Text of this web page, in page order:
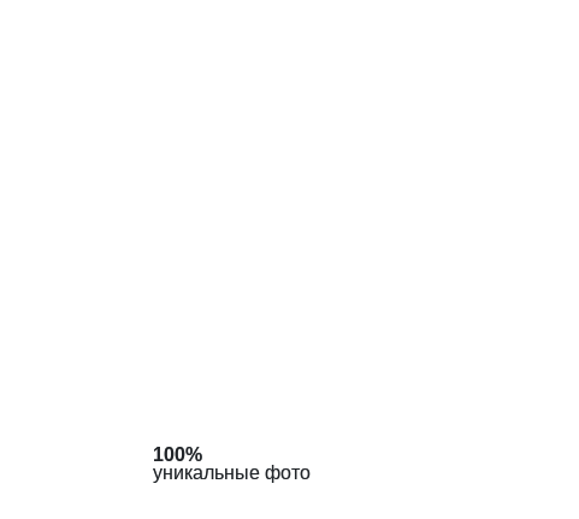
100%
уникальные фото
100%
уникальные фото